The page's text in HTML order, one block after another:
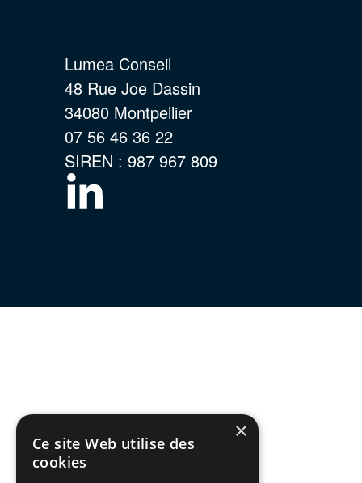
Lumea Conseil
48 Rue Joe Dassin
34080 Montpellier
07 56 46 36 22
SIREN : 987 967 809
×
Ce site Web utilise des
cookies